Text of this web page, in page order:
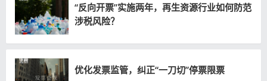
“反向开票”实施两年，再生资源行业如何防范
涉税风险？
优化发票监管，纠正“一刀切”停票限票